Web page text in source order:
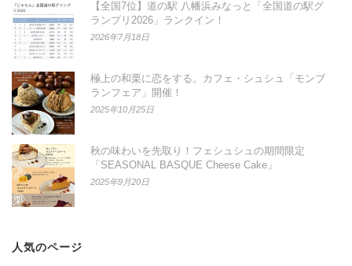
【全国7位】道の駅 八幡浜みなっと「全国道の駅グ
ランプリ2026」ランクイン！
2026年7月18日
極上の和栗に恋をする。カフェ・シュシュ「モンブ
ランフェア」開催！
2025年10月25日
秋の味わいを先取り！フェシュシュの期間限定
「SEASONAL BASQUE Cheese Cake」
2025年9月20日
人気のページ